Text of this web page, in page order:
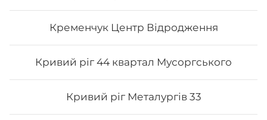
Кременчук Центр Відродження
Кривий ріг 44 квартал Мусоргського
Кривий ріг Металургів 33
239